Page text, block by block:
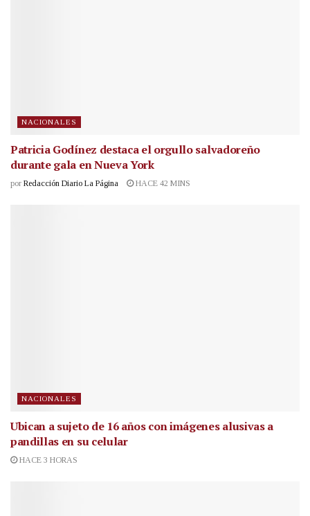
NACIONALES
Patricia Godínez destaca el orgullo salvadoreño
durante gala en Nueva York
por Redacción Diario La Página HACE 42 MINS
NACIONALES
Ubican a sujeto de 16 años con imágenes alusivas a
pandillas en su celular
HACE 3 HORAS